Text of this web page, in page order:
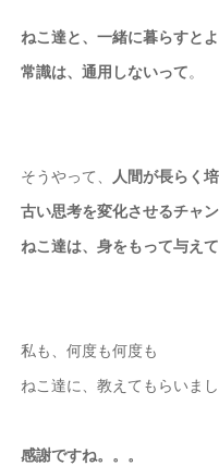
ねこ達と、一緒に暮らすと
常識は、通用しないって。
そうやって、
人間が長らく
古い思考を変化させるチャ
ねこ達は、身をもって与えて
私も、何度も何度も
ねこ達に、教えてもらいまし
感謝ですね。。。